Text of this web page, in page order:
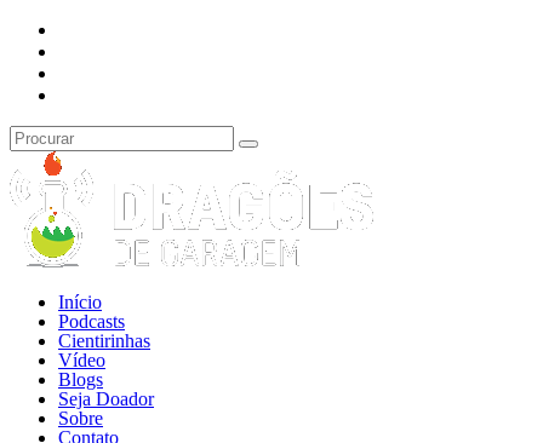
Início
Podcasts
Cientirinhas
Vídeo
Blogs
Seja Doador
Sobre
Contato